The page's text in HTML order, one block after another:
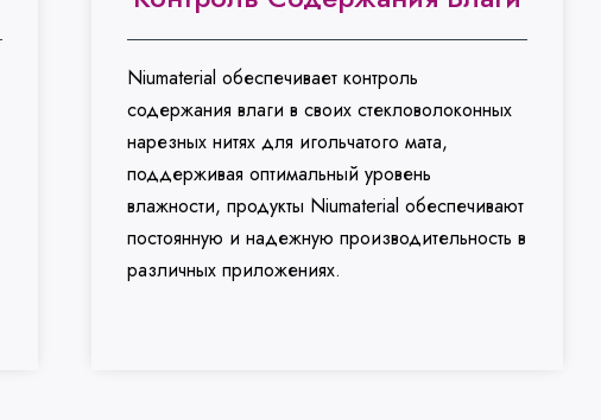
Niumaterial обеспечивает контроль
содержания влаги в своих стекловолоконных
нарезных нитях для игольчатого мата,
поддерживая оптимальный уровень
влажности, продукты Niumaterial обеспечивают
постоянную и надежную производительность в
различных приложениях.